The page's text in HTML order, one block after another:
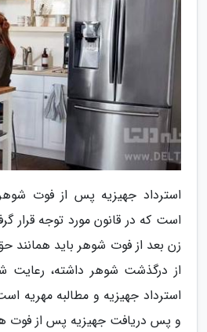
استرداد جهیزیه پس از فوت
است که در قانون مورد توجه قرار
زن بعد از فوت شوهر باید
از درگذشت شوهر داشته، رعایت
استرداد جهیزیه و مطالبه مهریه
و پس دریافت جهیزیه پس از